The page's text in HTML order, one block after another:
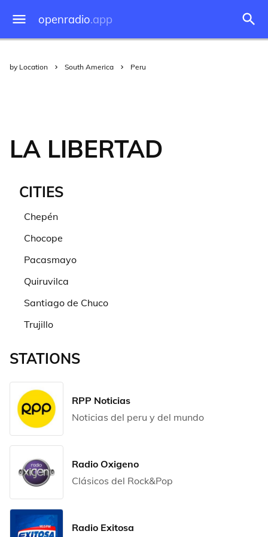
openradio.app
by Location South America Peru
LA LIBERTAD
CITIES
Chepén
Chocope
Pacasmayo
Quiruvilca
Santiago de Chuco
Trujillo
STATIONS
RPP Noticias
Noticias del peru y del mundo
Radio Oxigeno
Clásicos del Rock&Pop
Radio Exitosa